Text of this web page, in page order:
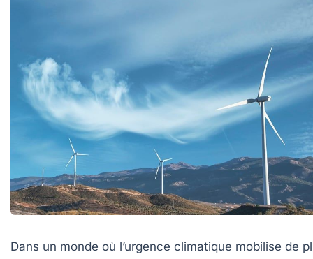
Dans un monde où l’urgence climatique mobilise de